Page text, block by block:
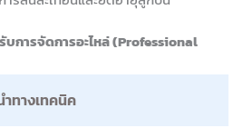
บการจัดการอะไหล่ (Professional
ำทางเทคนิค